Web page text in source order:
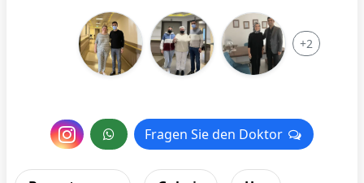
+2
Nachricht
an
Fragen Sie den Doktor
Fragen Sie den Doktor